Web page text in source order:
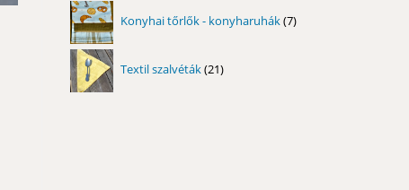
Konyhai tőrlők - konyharuhák 7
termék
Textil szalvéták 21
termék